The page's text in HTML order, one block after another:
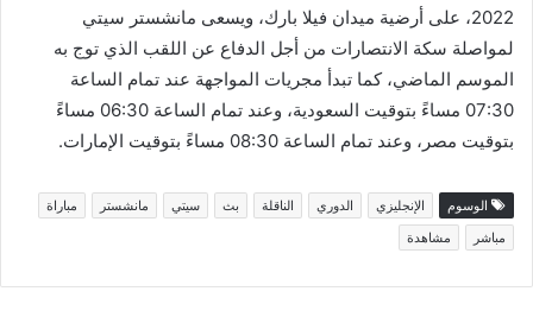
2022، على أرضية ميدان فيلا بارك، ويسعى مانشستر سيتي
لمواصلة سكة الانتصارات من أجل الدفاع عن اللقب الذي توج به
الموسم الماضي، كما تبدأ مجريات المواجهة عند تمام الساعة
07:30 مساءً بتوقيت السعودية، وعند تمام الساعة 06:30 مساءً
بتوقيت مصر، وعند تمام الساعة 08:30 مساءً بتوقيت الإمارات.
الوسوم الإنجليزي الدوري الناقلة بث سيتي مانشستر
مباراة
مباشر
مشاهدة